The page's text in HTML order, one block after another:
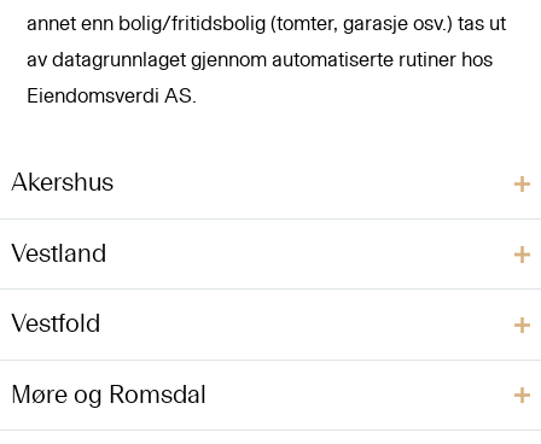
annet enn bolig/fritidsbolig (tomter, garasje osv.) tas ut
av datagrunnlaget gjennom automatiserte rutiner hos
Eiendomsverdi AS.
Akershus
Vestland
Vestfold
Møre og Romsdal